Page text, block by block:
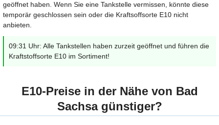
geöffnet haben. Wenn Sie eine Tankstelle vermissen, könnte diese
temporär geschlossen sein oder die Kraftsoffsorte E10 nicht
anbieten.
09:31 Uhr: Alle Tankstellen haben zurzeit geöffnet und führen die
Kraftstoffsorte E10 im Sortiment!
E10-Preise in der Nähe von Bad
Sachsa günstiger?